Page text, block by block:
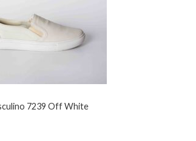
7239 Off White